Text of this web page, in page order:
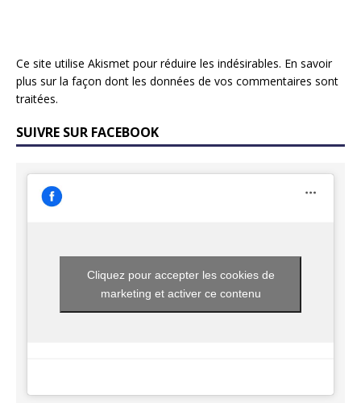
Ce site utilise Akismet pour réduire les indésirables. En savoir
plus sur la façon dont les données de vos commentaires sont
traitées.
SUIVRE SUR FACEBOOK
Cliquez pour accepter les cookies de
marketing et activer ce contenu